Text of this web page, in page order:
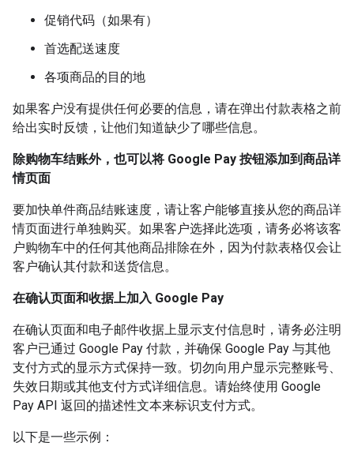
促销代码（如果有）
首选配送速度
各项商品的目的地
如果客户没有提供任何必要的信息，请在弹出付款表格之前
给出实时反馈，让他们知道缺少了哪些信息。
除购物车结账外，也可以将 Google Pay 按钮添加到商品详
情页面
要加快单件商品结账速度，请让客户能够直接从您的商品详
情页面进行单独购买。如果客户选择此选项，请务必将该客
户购物车中的任何其他商品排除在外，因为付款表格仅会让
客户确认其付款和送货信息。
在确认页面和收据上加入 Google Pay
在确认页面和电子邮件收据上显示支付信息时，请务必注明
客户已通过 Google Pay 付款，并确保 Google Pay 与其他
支付方式的显示方式保持一致。切勿向用户显示完整账号、
失效日期或其他支付方式详细信息。请始终使用 Google
Pay API 返回的描述性文本来标识支付方式。
以下是一些示例：